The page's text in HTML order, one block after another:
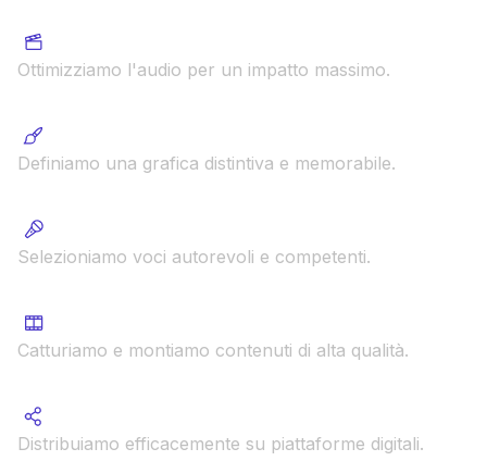
Ottimizziamo l'audio per un impatto massimo.
Definiamo una grafica distintiva e memorabile.
Selezioniamo voci autorevoli e competenti.
Catturiamo e montiamo contenuti di alta qualità.
Distribuiamo efficacemente su piattaforme digitali.